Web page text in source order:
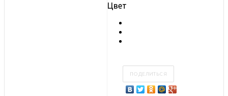
Цвет
ПОДЕЛИТЬСЯ